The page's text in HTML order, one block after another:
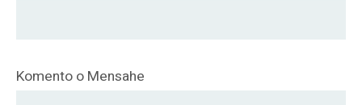
Komento o Mensahe